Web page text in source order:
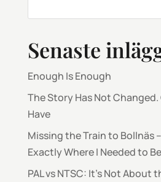
Senaste
Enough Is Enough
The Story Has Not
Have
Missing the Train to Bollnäs
Exactly Where I Needed to Be
PAL vs NTSC: It’s Not About